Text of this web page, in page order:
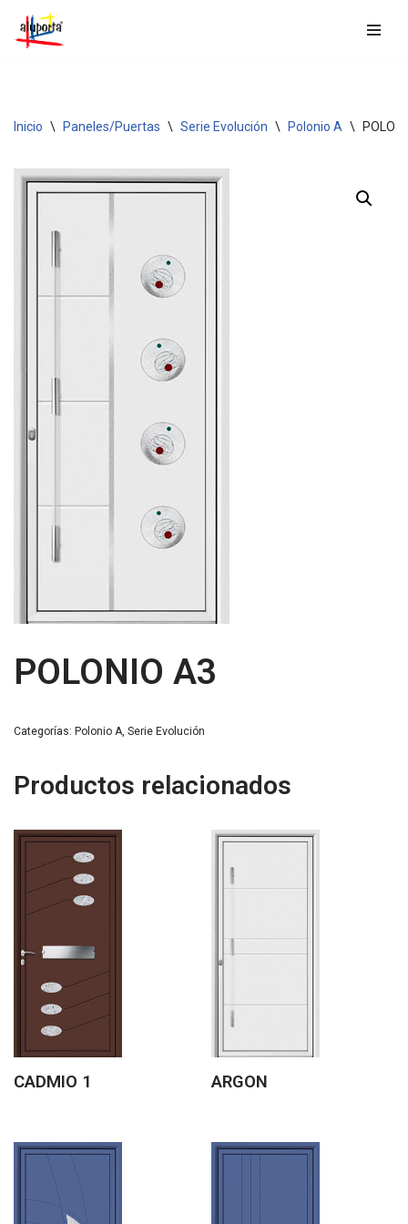
Saltar
Inicio \ Paneles/Puertas \ Serie Evolución \ Polonio A \
POLONIO A3
Categorías: Polonio A, Serie Evolución
Productos relacionados
CADMIO 1 ARGON